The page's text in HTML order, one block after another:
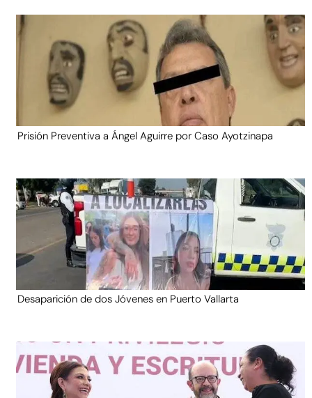
Prisión Preventiva a Ángel Aguirre por Caso Ayotzinapa
Desaparición de dos Jóvenes en Puerto Vallarta